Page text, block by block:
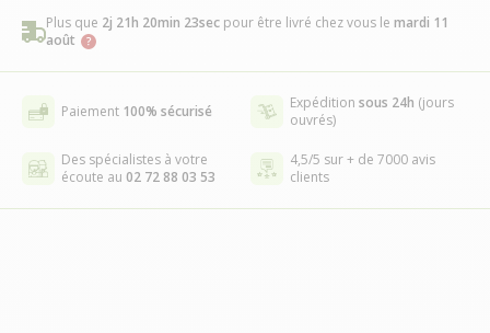
Plus que 2j 21h 20min 23sec pour être livré chez vous le mardi 11
août
Paiement 100% sécurisé Expédition sous 24h (jours
ouvrés)
Des spécialistes à votre
écoute au 02 72 88 03 53
4,5/5 sur + de 7000 avis
clients